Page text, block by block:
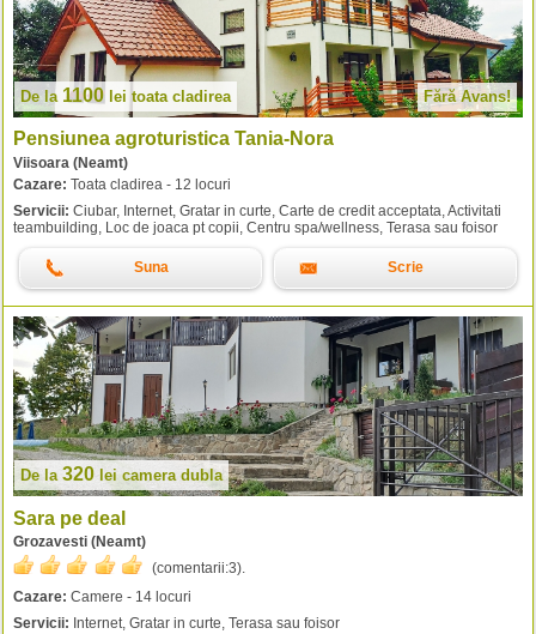
De la 1100 lei toata cladirea Fără Avans!
Pensiunea agroturistica Tania-Nora
Viisoara (Neamt)
Cazare: Toata cladirea - 12 locuri
Servicii: Ciubar, Internet, Gratar in curte, Carte de credit acceptata, Activitati
teambuilding, Loc de joaca pt copii, Centru spa/wellness, Terasa sau foisor
Suna Scrie
De la 320 lei camera dubla
Sara pe deal
Grozavesti (Neamt)
(comentarii:3).
Cazare: Camere - 14 locuri
Servicii: Internet, Gratar in curte, Terasa sau foisor